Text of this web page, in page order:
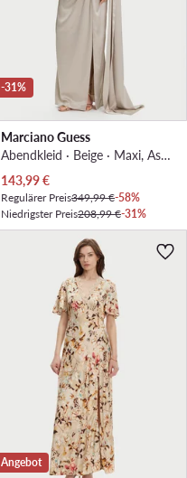
-31%
Marciano Guess
Abendkleid · Beige · Maxi, Asymmetrisch
Aktueller Preis
143,99€
Regulärer Preis349,99 €-58%
Niedrigster Preis208,99 €-31%
Angebot